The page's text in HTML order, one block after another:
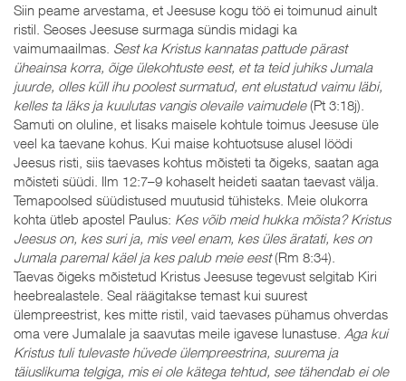
Siin peame arvestama, et Jeesuse kogu töö ei toimunud ainult
ristil. Seoses Jeesuse surmaga sündis midagi ka
vaimumaailmas. Sest ka Kristus kannatas pattude pärast
üheainsa korra, õige ülekohtuste eest, et ta teid juhiks Jumala
juurde, olles küll ihu poolest surmatud, ent elustatud vaimu läbi,
kelles ta läks ja kuulutas vangis olevaile vaimudele(Pt 3:18j).
Samuti on oluline, et lisaks maisele kohtule toimus Jeesuse üle
veel ka taevane kohus. Kui maise kohtuotsuse alusel löödi
Jeesus risti, siis taevases kohtus mõisteti ta õigeks, saatan aga
mõisteti süüdi. Ilm 12:7–9 kohaselt heideti saatan taevast välja.
Temapoolsed süüdistused muutusid tühisteks. Meie olukorra
kohta ütleb apostel Paulus: Kes võib meid hukka mõista? Kristus
Jeesus on, kes suri ja, mis veel enam, kes üles äratati, kes on
Jumala paremal käel ja kes palub meie eest(Rm 8:34).
Taevas õigeks mõistetud Kristus Jeesuse tegevust selgitab Kiri
heebrealastele. Seal räägitakse temast kui suurest
ülempreestrist, kes mitte ristil, vaid taevases pühamus ohverdas
oma vere Jumalale ja saavutas meile igavese lunastuse. Aga kui
Kristus tuli tulevaste hüvede ülempreestrina, suurema ja
täiuslikuma telgiga, mis ei ole kätega tehtud, see tähendab ei ole